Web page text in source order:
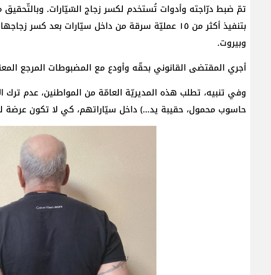
تمّ ضبط درّاجته وأدوات تُستخدم لكسر زجاج السّيّارات.
بتنفيذ أكثر من ١٥ عمليّة سرقة من داخل سيّارات بعد
وبيروت.
أجري المقتضى القانوني بحقّه وأودع مع المضبوطات المرجع
وفي تنبيه، تطلب هذه المديريّة العامّة من المواطنين، عدم ترك
حاسوب محمول، حقيبة يد…) داخل سيّاراتهم، كي لا تكون عرضة